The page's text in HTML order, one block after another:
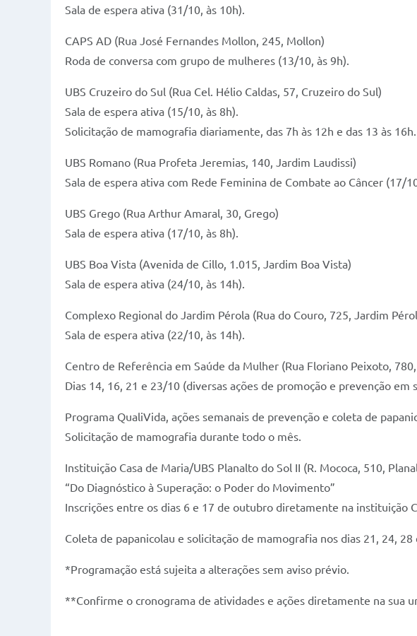
Sala de espera ativa (31/10, às 10h).
CAPS AD (Rua José Fernandes Mollon, 245, Mollon)
Roda de conversa com grupo de mulheres (13/10, às 9h).
UBS Cruzeiro do Sul (Rua Cel. Hélio Caldas, 57, Cruzeiro do Sul)
Sala de espera ativa (15/10, às 8h).
Solicitação de mamografia diariamente, das 7h às 12h e das 13 às 16h.
UBS Romano (Rua Profeta Jeremias, 140, Jardim Laudissi)
Sala de espera ativa com Rede Feminina de Combate ao Câncer (17/
UBS Grego (Rua Arthur Amaral, 30, Grego)
Sala de espera ativa (17/10, às 8h).
UBS Boa Vista (Avenida de Cillo, 1.015, Jardim Boa Vista)
Sala de espera ativa (24/10, às 14h).
Complexo Regional do Jardim Pérola (Rua do Couro, 725, Jardim
Sala de espera ativa (22/10, às 14h).
Centro de Referência em Saúde da Mulher (Rua Floriano Peixoto,
Dias 14, 16, 21 e 23/10 (diversas ações de promoção e prevenção em
Programa QualiVida, ações semanais de prevenção e coleta de
Solicitação de mamografia durante todo o mês.
Instituição Casa de Maria/UBS Planalto do Sol II (R. Mococa, 510,
“Do Diagnóstico à Superação: o Poder do Movimento”
Inscrições entre os dias 6 e 17 de outubro diretamente na instituição
Coleta de papanicolau e solicitação de mamografia nos dias 21, 24,
*Programação está sujeita a alterações sem aviso prévio.
**Confirme o cronograma de atividades e ações diretamente na sua